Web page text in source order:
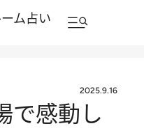
ム占い
2025.9.16
で感動し